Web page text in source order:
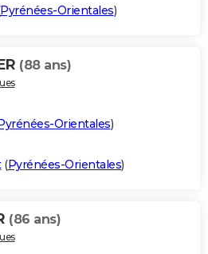
Pyrénées-Orientales)
(88 ans)
Orientales)
(Pyrénées-Orientales)
(86 ans)